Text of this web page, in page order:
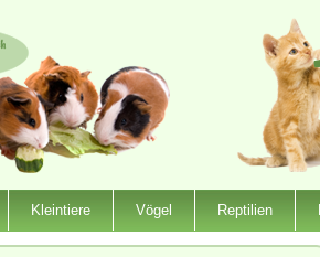
Kleintiere Vögel Reptilien